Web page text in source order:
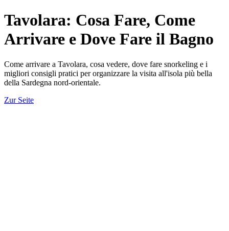
Tavolara: Cosa Fare, Come
Arrivare e Dove Fare il Bagno
Come arrivare a Tavolara, cosa vedere, dove fare snorkeling e i
migliori consigli pratici per organizzare la visita all'isola più bella
della Sardegna nord-orientale.
Zur Seite